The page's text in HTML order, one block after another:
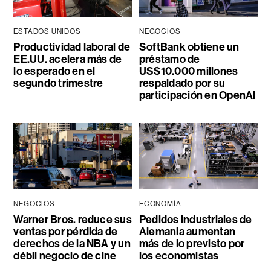
ESTADOS UNIDOS
Productividad laboral de
EE.UU. acelera más de
lo esperado en el
segundo trimestre
NEGOCIOS
SoftBank obtiene un
préstamo de
US$10.000 millones
respaldado por su
participación en OpenAI
NEGOCIOS
Warner Bros. reduce sus
ventas por pérdida de
derechos de la NBA y un
débil negocio de cine
ECONOMÍA
Pedidos industriales de
Alemania aumentan
más de lo previsto por
los economistas